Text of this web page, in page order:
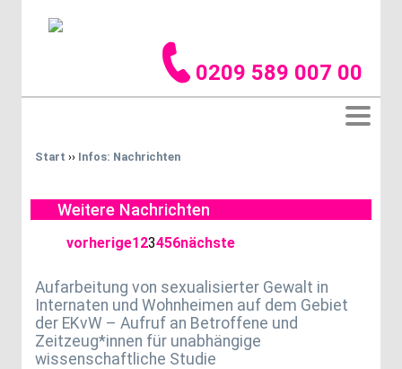
0209 589 007 00
Start ›› Infos: Nachrichten
Weitere Nachrichten
vorherige123456nächste
Aufarbeitung von sexualisierter Gewalt in
Internaten und Wohnheimen auf dem Gebiet
der EKvW – Aufruf an Betroffene und
Zeitzeug*innen für unabhängige
wissenschaftliche Studie